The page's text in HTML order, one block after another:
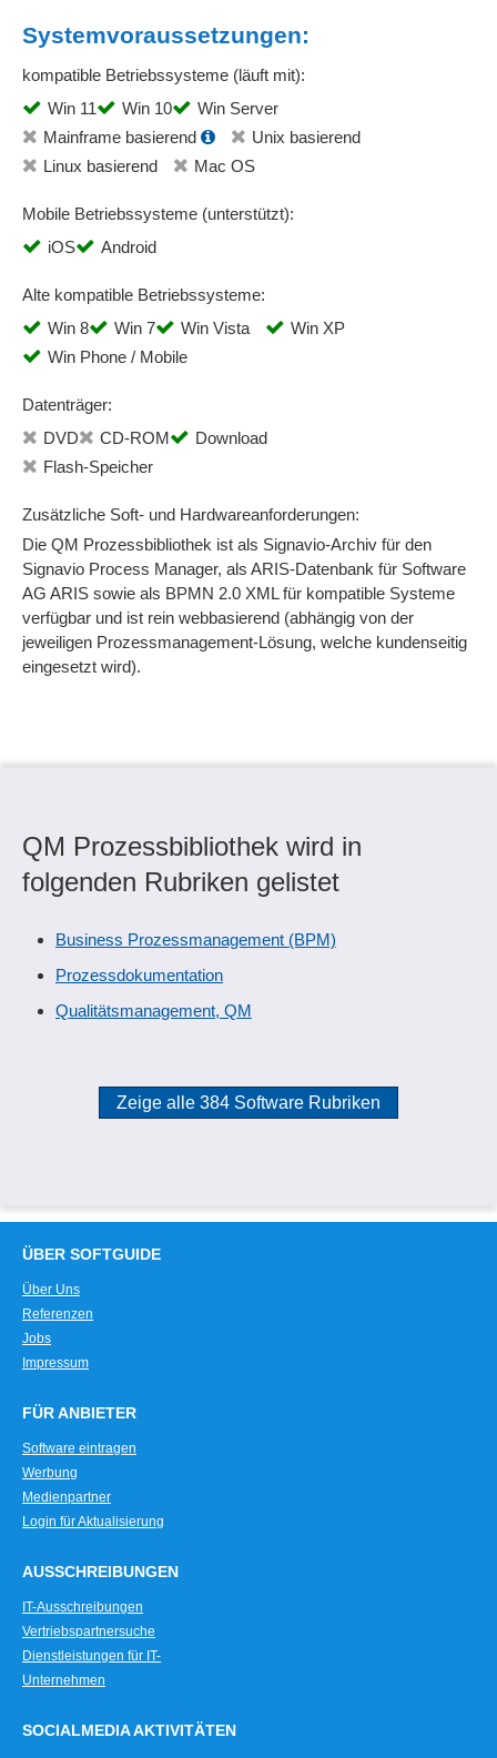
Systemvoraussetzungen:
kompatible Betriebssysteme (läuft mit):
Win 11
Win 10
Win Server
Mainframe basierend
Unix basierend
Linux basierend
Mac OS
Mobile Betriebssysteme (unterstützt):
iOS
Android
Alte kompatible Betriebssysteme:
Win 8
Win 7 Win Vista
Win XP
Win Phone / Mobile
Datenträger:
DVD
CD-ROM
Download
Flash-Speicher
Zusätzliche Soft- und Hardwareanforderungen:
Die QM Prozessbibliothek ist als Signavio-Archiv für den
Signavio Process Manager, als ARIS-Datenbank für Software
AG ARIS sowie als BPMN 2.0 XML für kompatible Systeme
verfügbar und ist rein webbasierend (abhängig von der
jeweiligen Prozessmanagement-Lösung, welche kundenseitig
eingesetzt wird).
QM Prozessbibliothek wird in
folgenden Rubriken gelistet
Business Prozessmanagement (BPM)
Prozessdokumentation
Qualitätsmanagement, QM
Zeige alle 384 Software Rubriken
ÜBER SOFTGUIDE
Über Uns
Referenzen
Jobs
Impressum
FÜR ANBIETER
Software eintragen
Werbung
Medienpartner
Login für Aktualisierung
AUSSCHREIBUNGEN
IT-Ausschreibungen
Vertriebspartnersuche
Dienstleistungen für IT-
Unternehmen
SOCIALMEDIA AKTIVITÄTEN